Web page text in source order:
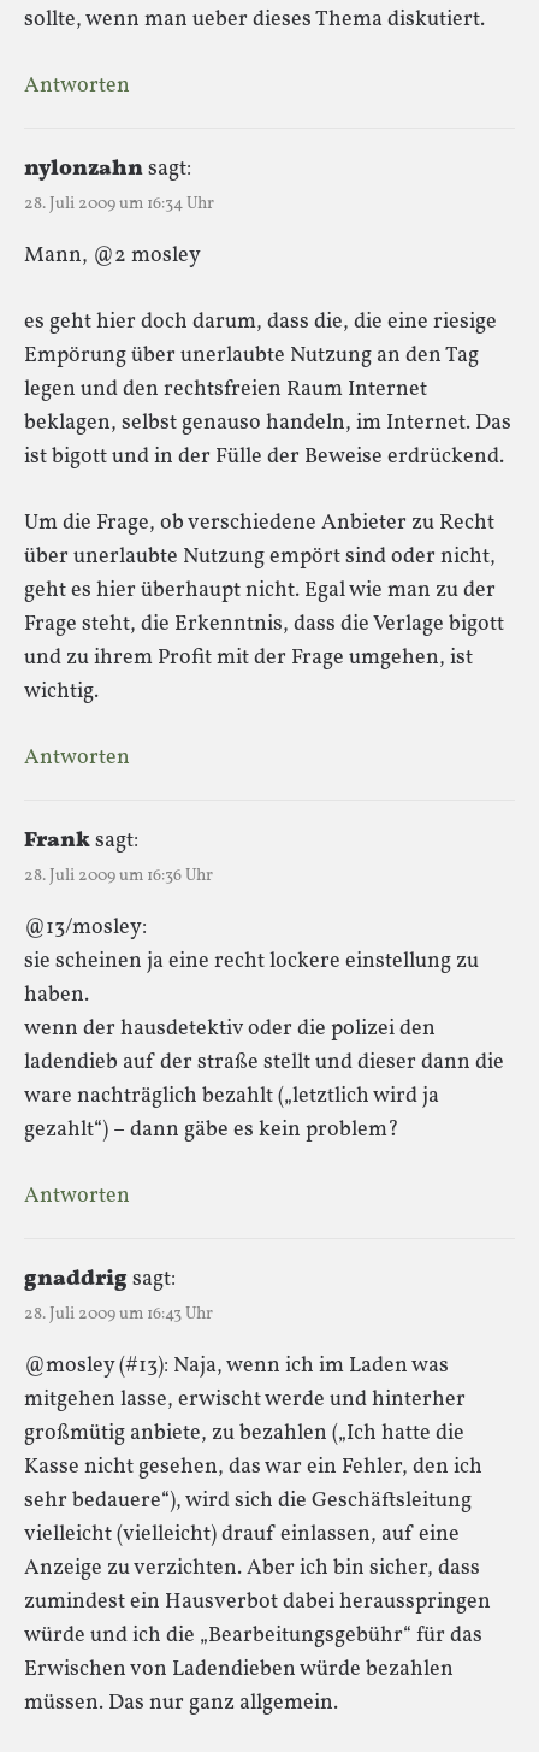
sollte, wenn man ueber dieses Thema diskutiert.
Antworten
nylonzahnsagt:
28. Juli 2009 um 16:34 Uhr
Mann, @2 mosley
es geht hier doch darum, dass die, die eine riesige
Empörung über unerlaubte Nutzung an den Tag
legen und den rechtsfreien Raum Internet
beklagen, selbst genauso handeln, im Internet. Das
ist bigott und in der Fülle der Beweise erdrückend.
Um die Frage, ob verschiedene Anbieter zu Recht
über unerlaubte Nutzung empört sind oder nicht,
geht es hier überhaupt nicht. Egal wie man zu der
Frage steht, die Erkenntnis, dass die Verlage bigott
und zu ihrem Profit mit der Frage umgehen, ist
wichtig.
Antworten
Franksagt:
28. Juli 2009 um 16:36 Uhr
@13/mosley:
sie scheinen ja eine recht lockere einstellung zu
haben.
wenn der hausdetektiv oder die polizei den
ladendieb auf der straße stellt und dieser dann die
ware nachträglich bezahlt („letztlich wird ja
gezahlt“) – dann gäbe es kein problem?
Antworten
gnaddrigsagt:
28. Juli 2009 um 16:43 Uhr
@mosley (#13): Naja, wenn ich im Laden was
mitgehen lasse, erwischt werde und hinterher
großmütig anbiete, zu bezahlen („Ich hatte die
Kasse nicht gesehen, das war ein Fehler, den ich
sehr bedauere“), wird sich die Geschäftsleitung
vielleicht (vielleicht) drauf einlassen, auf eine
Anzeige zu verzichten. Aber ich bin sicher, dass
zumindest ein Hausverbot dabei herausspringen
würde und ich die „Bearbeitungsgebühr“ für das
Erwischen von Ladendieben würde bezahlen
müssen. Das nur ganz allgemein.